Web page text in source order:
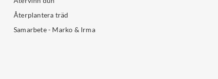
Återplantera träd
Samarbete - Marko & Irma